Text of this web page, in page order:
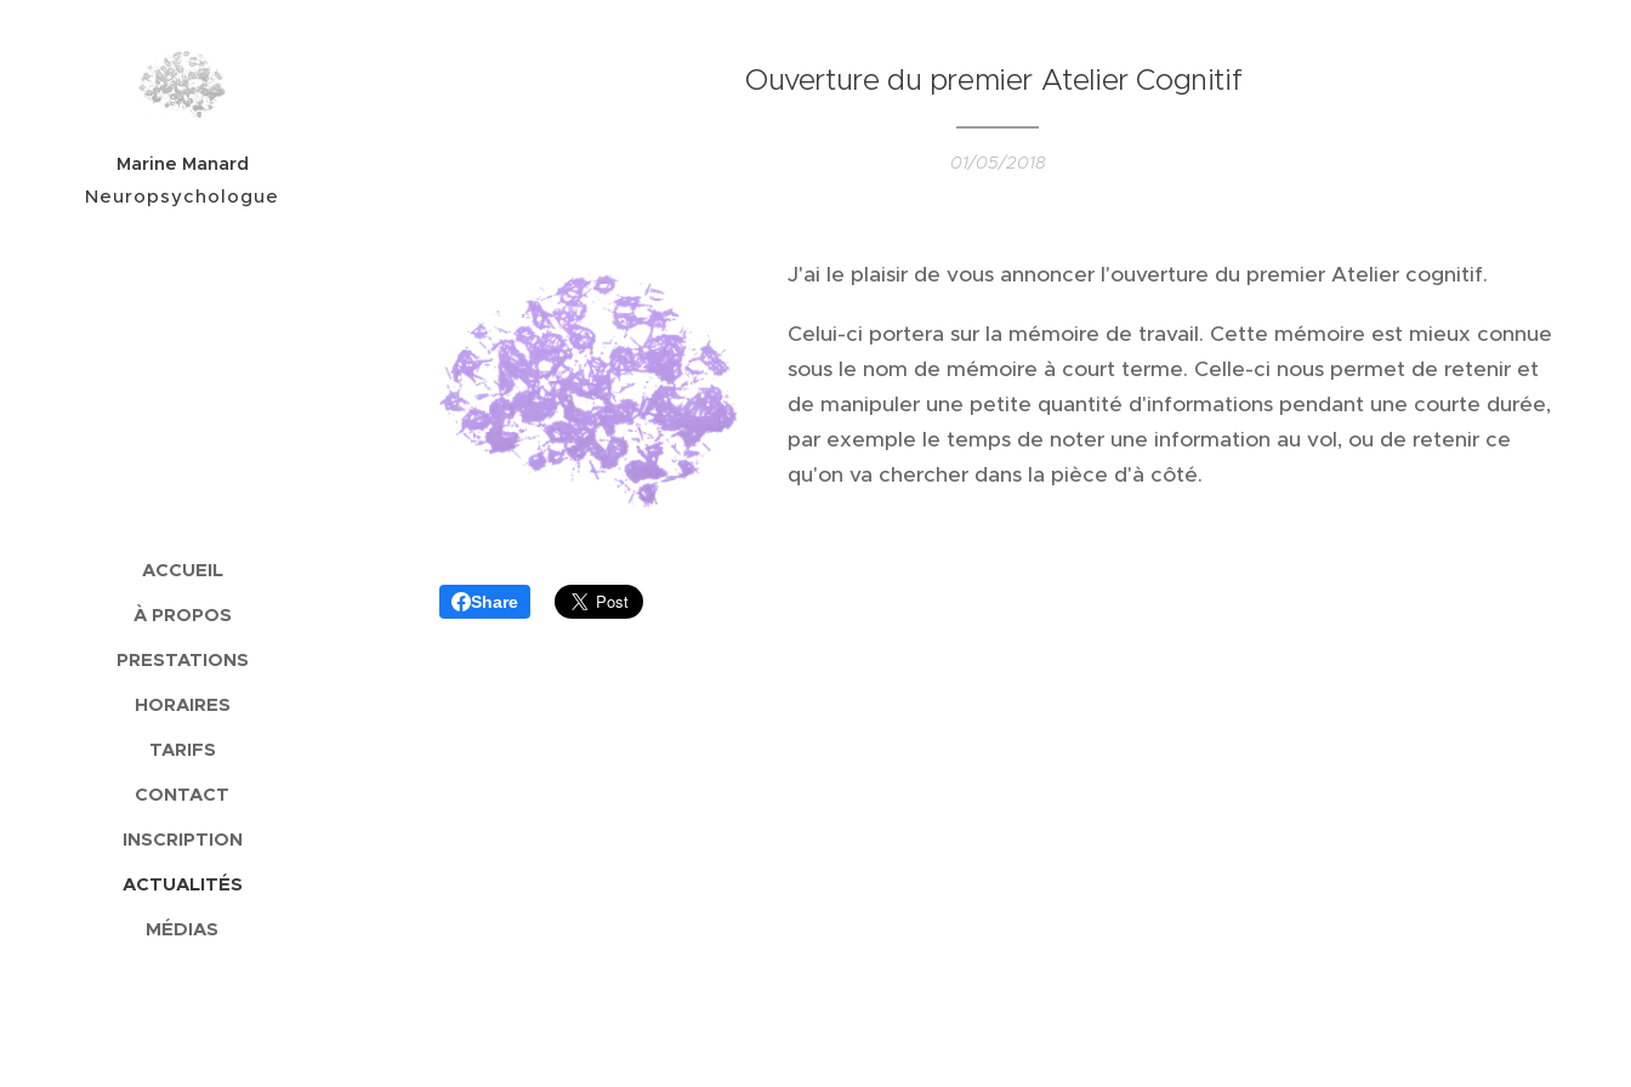
Marine Manard
Neuropsychologue
ACCUEIL
À PROPOS
PRESTATIONS
HORAIRES
TARIFS
CONTACT
INSCRIPTION
ACTUALITÉS
MÉDIAS
Ouverture du premier Atelier Cognitif
01/05/2018
J'ai le plaisir de vous annoncer l'ouverture du premier Atelier cognitif.
Celui-ci portera sur la mémoire de travail. Cette mémoire est mieux connue
sous le nom de mémoire à court terme. Celle-ci nous permet de retenir et
de manipuler une petite quantité d'informations pendant une courte durée,
par exemple le temps de noter une information au vol, ou de retenir ce
qu'on va chercher dans la pièce d'à côté.
Share